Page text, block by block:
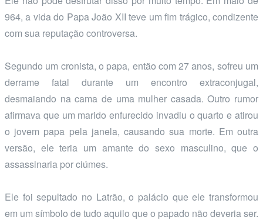
964, a vida do Papa João XII teve um fim trágico, condizente
com sua reputação controversa.
Segundo um cronista, o papa, então com 27 anos, sofreu um
derrame fatal durante um encontro extraconjugal,
desmaiando na cama de uma mulher casada. Outro rumor
afirmava que um marido enfurecido invadiu o quarto e atirou
o jovem papa pela janela, causando sua morte. Em outra
versão, ele teria um amante do sexo masculino, que o
assassinaria por ciúmes.
Ele foi sepultado no Latrão, o palácio que ele transformou
em um símbolo de tudo aquilo que o papado não deveria ser.